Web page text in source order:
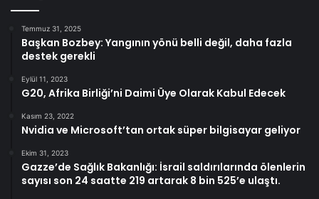
Temmuz 31, 2025
Başkan Bozbey: Yangının yönü belli değil, daha fazla
destek gerekli
Eylül 11, 2023
G20, Afrika Birliği’ni Daimi Üye Olarak Kabul Edecek
Kasım 23, 2022
Nvidia ve Microsoft’tan ortak süper bilgisayar geliyor
Ekim 31, 2023
Gazze’de Sağlık Bakanlığı: İsrail saldırılarında ölenlerin
sayısı son 24 saatte 219 artarak 8 bin 525’e ulaştı.